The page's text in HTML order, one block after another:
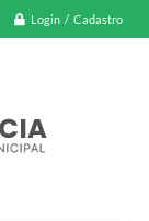
Login / Cadastro